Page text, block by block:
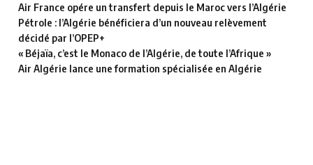
Air France opére un transfert depuis le Maroc vers l’Algérie
Pétrole : l’Algérie bénéficiera d’un nouveau relèvement
décidé par l’OPEP+
« Béjaïa, c’est le Monaco de l’Algérie, de toute l’Afrique »
Air Algérie lance une formation spécialisée en Algérie